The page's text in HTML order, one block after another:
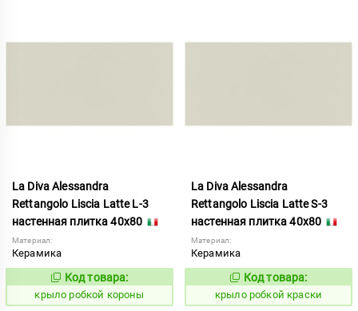
La Diva Alessandra
Rettangolo Liscia Latte L-3
настенная плитка 40x80
Материал:
Керамика
837913
Код товара:
крыло робкой короны
La Diva Alessandra
Rettangolo Liscia Latte S-3
настенная плитка 40x80
Материал:
Керамика
837914
Код товара:
крыло робкой краски